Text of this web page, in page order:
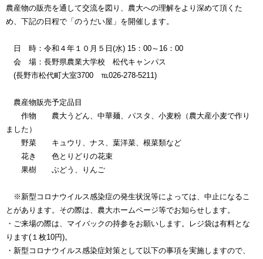
農産物の販売を通して交流を図り、農大への理解をより深めて頂くた
め、下記の日程で「のうだい屋」を開催します。
日 時：令和４年１０月５日(水) 15：00～16：00
会 場：長野県農業大学校 松代キャンパス
(長野市松代町大室3700 ℡026-278-5211)
農産物販売予定品目
作物 農大うどん、中華麺、パスタ、小麦粉（農大産小麦で作り
ました）
野菜 キュウリ、ナス、葉洋菜、根菜類など
花き 色とりどりの花束
果樹 ぶどう、りんご
※新型コロナウイルス感染症の発生状況等によっては、中止になるこ
とがあります。その際は、農大ホームページ等でお知らせします。
・ご来場の際は、マイバックの持参をお願いします。レジ袋は有料とな
ります(１枚10円)。
・新型コロナウイルス感染症対策として以下の事項を実施しますので、